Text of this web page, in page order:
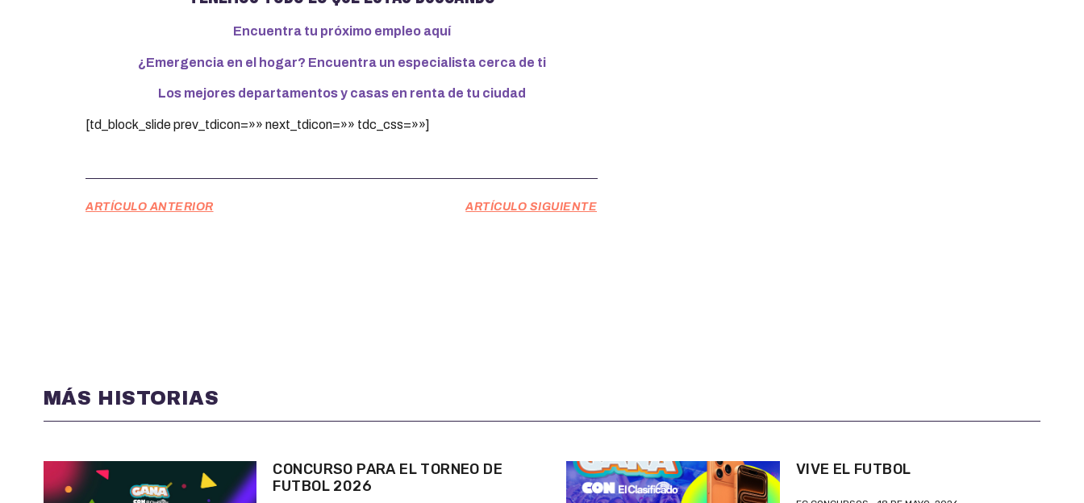
Encuentra tu próximo empleo aquí
¿Emergencia en el hogar? Encuentra un especialista cerca de ti
Los mejores departamentos y casas en renta de tu ciudad
[td_block_slide prev_tdicon=»» next_tdicon=»» tdc_css=»»]
ARTÍCULO ANTERIOR ARTÍCULO SIGUIENTE
MÁS HISTORIAS
CONCURSO PARA EL TORNEO DE
FUTBOL 2026
VIVE EL FUTBOL